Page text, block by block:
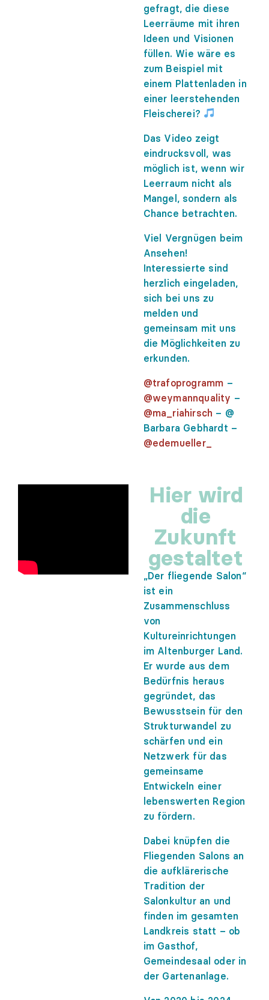
gefragt, die diese
Leerräume mit ihren
Ideen und Visionen
füllen. Wie wäre es
zum Beispiel mit
einem Plattenladen in
einer leerstehenden
Fleischerei?
Das Video zeigt
eindrucksvoll, was
möglich ist, wenn wir
Leerraum nicht als
Mangel, sondern als
Chance betrachten.
Viel Vergnügen beim
Ansehen!
Interessierte sind
herzlich eingeladen,
sich bei uns zu
melden und
gemeinsam mit uns
die Möglichkeiten zu
erkunden.
@trafoprogramm –
@weymannquality –
@ma_riahirsch – @
Barbara Gebhardt –
@edemueller_
Hier wird
die
Zukunft
gestaltet
„Der fliegende Salon“
ist ein
Zusammenschluss
von
Kultureinrichtungen
im Altenburger Land.
Er wurde aus dem
Bedürfnis heraus
gegründet, das
Bewusstsein für den
Strukturwandel zu
schärfen und ein
Netzwerk für das
gemeinsame
Entwickeln einer
lebenswerten Region
zu fördern.
Dabei knüpfen die
Fliegenden Salons an
die aufklärerische
Tradition der
Salonkultur an und
finden im gesamten
Landkreis statt – ob
im Gasthof,
Gemeindesaal oder in
der Gartenanlage.